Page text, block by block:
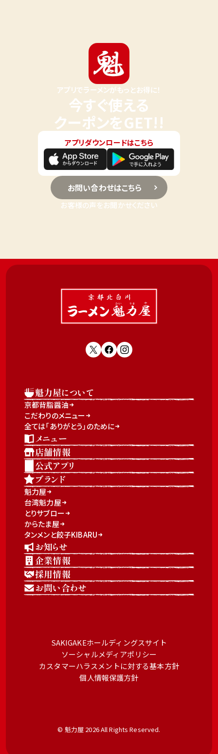
アプリでラーメンがもっとお得に！
今すぐ使える
クーポンをGET!!
アプリダウンロードはこちら
お問い合わせはこちら
お客様の声をお聞かせください
魁力屋について
京都背脂醤油
こだわりのメニュー
全ては「ありがとう」のために
メニュー
店舗情報
公式アプリ
ブランド
魁力屋
台湾魁力屋
とりサブロー
からたま屋
タンメンと餃子KIBARU
お知らせ
企業情報
採用情報
お問い合わせ
© 魁力屋 2026 All Rights Reserved.
SAKIGAKEホールディングスサイト
ソーシャルメディアポリシー
カスタマーハラスメントに対する基本方針
個人情報保護方針